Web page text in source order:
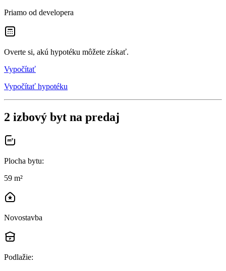
Priamo od developera
Overte si, akú hypotéku môžete získať.
Vypočítať
Vypočítať hypotéku
2 izbový byt na predaj
Plocha bytu:
59 m²
Novostavba
Podlažie: